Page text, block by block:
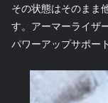
その状態はそのまま
す。アーマーライザ
パワーアップサポー